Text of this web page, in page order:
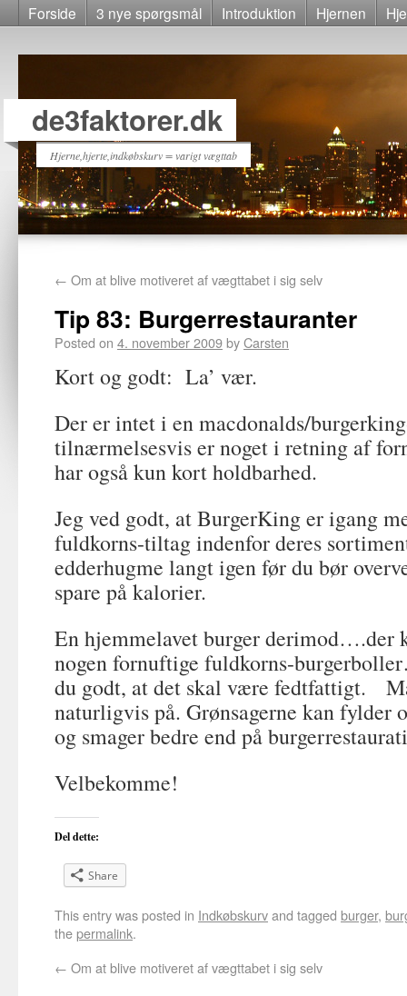
Forside 3 nye spørgsmål Introduktion Hjernen
de3faktorer.dk
Hjerne,hjerte,indkøbskurv = varigt vægttab
← Om at blive motiveret af vægttabet i sig selv
Tip 83: Burgerrestauranter
Posted on 4. november 2009byCarsten
Kort og godt: La’ vær.
Der er intet i en macdonalds/
tilnærmelsesvis er noget i retning af
har også kun kort holdbarhed.
Jeg ved godt, at BurgerKing er igang
fuldkorns-tiltag indenfor deres
edderhugme langt igen før du bør
spare på kalorier.
En hjemmelavet burger derimod….der
nogen fornuftige fuldkorns-
du godt, at det skal være fedtfattigt.
naturligvis på. Grønsagerne kan fylder
og smager bedre end på
Velbekomme!
Del dette:
Share
This entry was posted in Indkøbskurvand tagged burger,
thepermalink.
← Om at blive motiveret af vægttabet i sig selv